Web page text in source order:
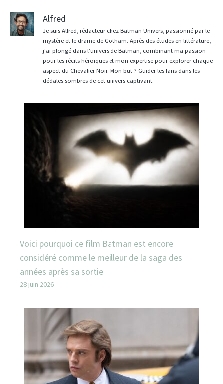
Alfred
Je suis Alfred, rédacteur chez Batman Univers, passionné par le
mystère et le drame de Gotham. Après des études en littérature,
j'ai plongé dans l’univers de Batman, combinant ma passion
pour les récits héroïques et mon expertise pour explorer chaque
aspect du Chevalier Noir. Mon but ? Guider les fans dans les
dédales sombres de cet univers captivant.
Voici pourquoi ce film Batman est encore
considéré comme le meilleur de la saga des
années après sa sortie
28 juin 2026